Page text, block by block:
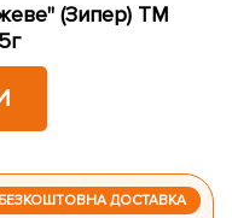
(Зипер) ТМ
ДОСТАВКА